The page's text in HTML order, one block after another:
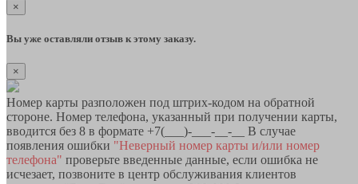
×
Вы уже оставляли отзыв к этому заказу.
×
Номер карты разположен под штрих-кодом на обратной
стороне. Номер телефона, указанный при получении карты,
вводится без 8 в формате +7(___)-___-__-__ В случае
появления ошибки "Неверный номер карты и/или номер
телефона" проверьте введенные данные, если ошибка не
исчезает, позвоните в центр обслуживания клиентов